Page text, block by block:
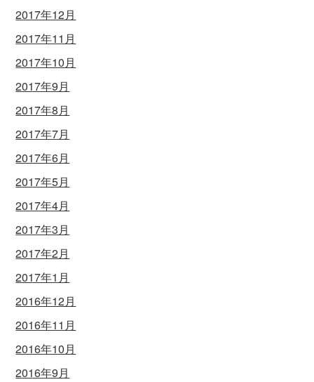
2017年12月
2017年11月
2017年10月
2017年9月
2017年8月
2017年7月
2017年6月
2017年5月
2017年4月
2017年3月
2017年2月
2017年1月
2016年12月
2016年11月
2016年10月
2016年9月